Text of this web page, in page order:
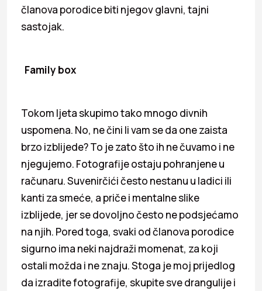
članova porodice biti njegov glavni, tajni
sastojak.
Family box
Tokom ljeta skupimo tako mnogo divnih
uspomena. No, ne čini li vam se da one zaista
brzo izblijede? To je zato što ih ne čuvamo i ne
njegujemo. Fotografije ostaju pohranjene u
računaru. Suvenirčići često nestanu u ladici ili
kanti za smeće, a priče i mentalne slike
izblijede, jer se dovoljno često ne podsjećamo
na njih. Pored toga, svaki od članova porodice
sigurno ima neki najdraži momenat, za koji
ostali možda i ne znaju. Stoga je moj prijedlog
da izradite fotografije, skupite sve drangulije i